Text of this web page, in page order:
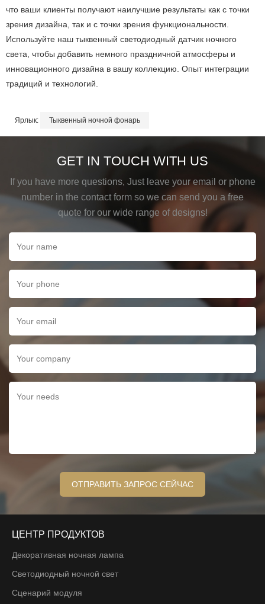
что ваши клиенты получают наилучшие результаты как с точки
зрения дизайна, так и с точки зрения функциональности.
Используйте наш тыквенный светодиодный датчик ночного
света, чтобы добавить немного праздничной атмосферы и
инновационного дизайна в вашу коллекцию. Опыт интеграции
традиций и технологий.
Ярлык: Тыквенный ночной фонарь
GET IN TOUCH WITH US
If you have more questions, Just leave your email or phone
number in the contact form so we can send you a free
quote for our wide range of designs!
ЦЕНТР ПРОДУКТОВ
Декоративная ночная лампа
Светодиодный ночной свет
Сценарий модуля